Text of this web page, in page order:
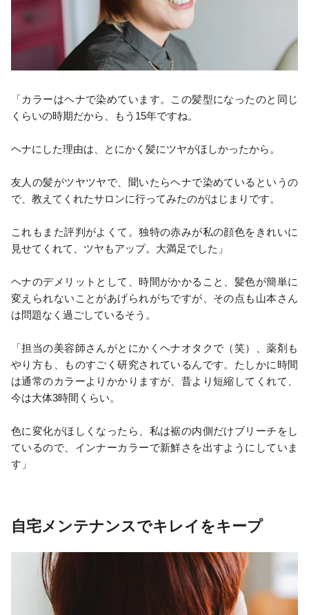
「カラーはヘナで染めています。この髪型になったのと同じ
くらいの時期だから、もう15年ですね。
ヘナにした理由は、とにかく髪にツヤがほしかったから。
友人の髪がツヤツヤで、聞いたらヘナで染めているというの
で、教えてくれたサロンに行ってみたのがはじまりです。
これもまた評判がよくて。独特の赤みが私の顔色をきれいに
見せてくれて、ツヤもアップ。大満足でした」
ヘナのデメリットとして、時間がかかること、髪色が簡単に
変えられないことがあげられがちですが、その点も山本さん
は問題なく過ごしているそう。
「担当の美容師さんがとにかくヘナオタクで（笑）、薬剤も
やり方も、ものすごく研究されているんです。たしかに時間
は通常のカラーよりかかりますが、昔より短縮してくれて、
今は大体3時間くらい。
色に変化がほしくなったら、私は裾の内側だけブリーチをし
ているので、インナーカラーで新鮮さを出すようにしていま
す」
自宅メンテナンスでキレイをキープ